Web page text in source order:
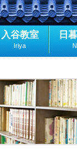
入谷教室
Iriya
日